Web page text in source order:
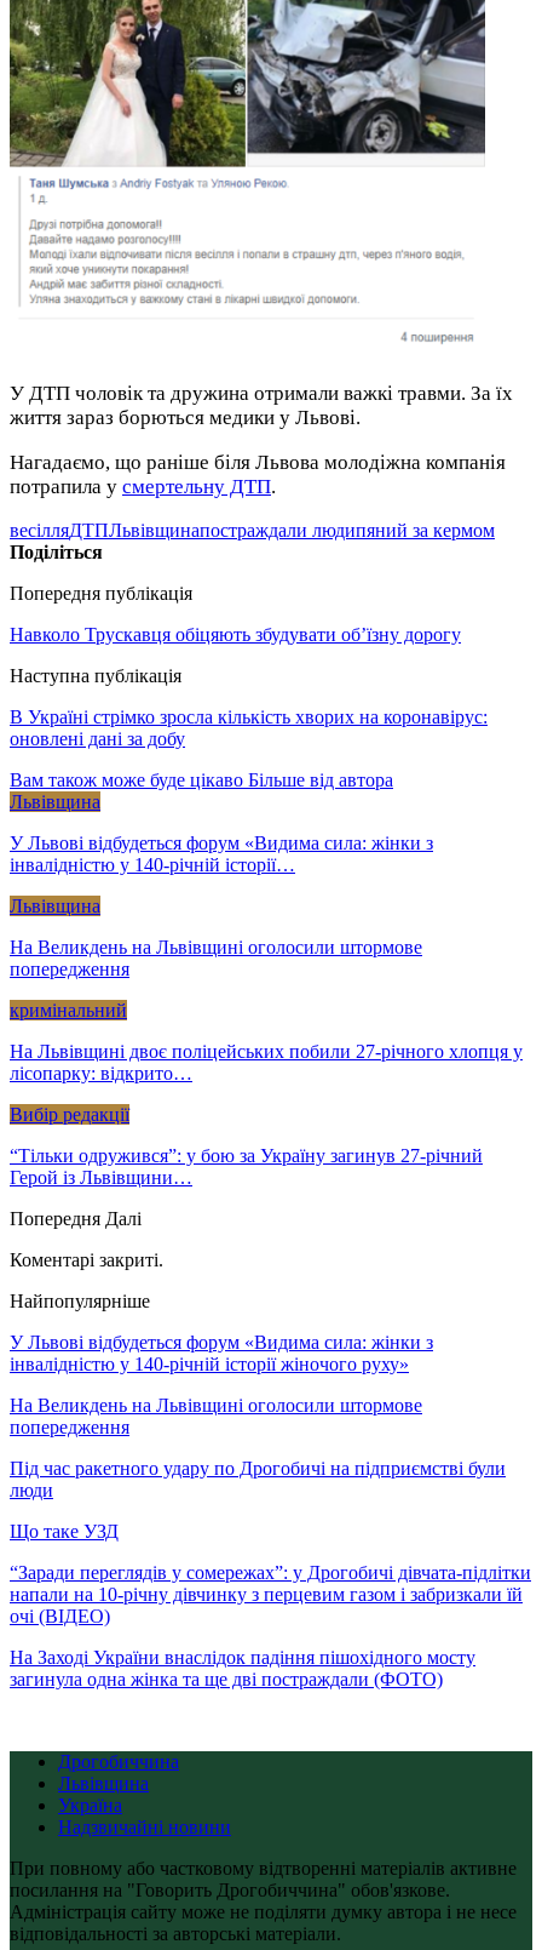
У ДТП чоловік та дружина отримали важкі травми. За їх
життя зараз борються медики у Львові.
Нагадаємо, що раніше біля Львова молодіжна компанія
потрапила у смертельну ДТП.
весілляДТПЛьвівщинапостраждали людипяний за кермом
Поділіться
Попередня публікація
Навколо Трускавця обіцяють збудувати об’їзну дорогу
Наступна публікація
В Україні стрімко зросла кількість хворих на коронавірус:
оновлені дані за добу
Вам також може буде цікаво Більше від автора
Львівщина
У Львові відбудеться форум «Видима сила: жінки з
інвалідністю у 140-річній історії…
Львівщина
На Великдень на Львівщині оголосили штормове
попередження
кримінальний
На Львівщині двоє поліцейських побили 27-річного хлопця у
лісопарку: відкрито…
Вибір редакції
“Тільки одружився”: у бою за Україну загинув 27-річний
Герой із Львівщини…
Попередня Далі
Коментарі закриті.
Найпопулярніше
У Львові відбудеться форум «Видима сила: жінки з
інвалідністю у 140-річній історії жіночого руху»
На Великдень на Львівщині оголосили штормове
попередження
Під час ракетного удару по Дрогобичі на підприємстві були
люди
Що таке УЗД
“Заради переглядів у сомережах”: у Дрогобичі дівчата-підлітки
напали на 10-річну дівчинку з перцевим газом і забризкали їй
очі (ВІДЕО)
На Заході України внаслідок падіння пішохідного мосту
загинула одна жінка та ще дві постраждали (ФОТО)
Дрогобиччина
Львівщина
Україна
Надзвичайні новини
При повному або частковому відтворенні матеріалів активне
посилання на "Говорить Дрогобиччина" обов'язкове.
Адміністрація сайту може не поділяти думку автора і не несе
відповідальності за авторські матеріали.